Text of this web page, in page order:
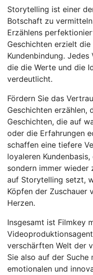
Storytelling ist einer
Botschaft zu
Erzählens
Geschichten erzielt
Kundenbindung.
die die Werte und die
verdeutlicht.
Fördern Sie das
Geschichten erzählen,
Geschichten, die auf
oder die Erfahrungen
schaffen eine tiefere
loyaleren
sondern immer wieder
auf Storytelling setzt,
Köpfen der Zuschauer
Herzen.
Insgesamt ist Filmkey
verschärften Welt der
Sie also auf der Suche
emotionalen und